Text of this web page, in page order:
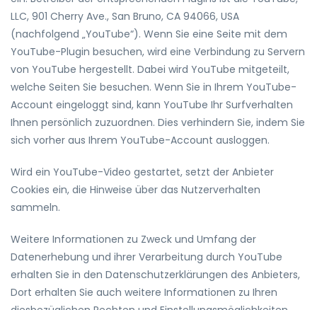
LLC, 901 Cherry Ave., San Bruno, CA 94066, USA
(nachfolgend „YouTube“). Wenn Sie eine Seite mit dem
YouTube-Plugin besuchen, wird eine Verbindung zu Servern
von YouTube hergestellt. Dabei wird YouTube mitgeteilt,
welche Seiten Sie besuchen. Wenn Sie in Ihrem YouTube-
Account eingeloggt sind, kann YouTube Ihr Surfverhalten
Ihnen persönlich zuzuordnen. Dies verhindern Sie, indem Sie
sich vorher aus Ihrem YouTube-Account ausloggen.
Wird ein YouTube-Video gestartet, setzt der Anbieter
Cookies ein, die Hinweise über das Nutzerverhalten
sammeln.
Weitere Informationen zu Zweck und Umfang der
Datenerhebung und ihrer Verarbeitung durch YouTube
erhalten Sie in den Datenschutzerklärungen des Anbieters,
Dort erhalten Sie auch weitere Informationen zu Ihren